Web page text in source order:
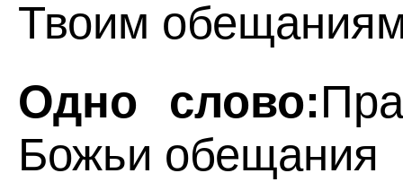
Твоим
Одно слово:
Божьи обещания